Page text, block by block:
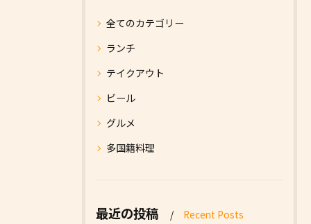
全てのカテゴリー
ランチ
テイクアウト
ビール
グルメ
多国籍料理
最近の投稿 Recent Posts